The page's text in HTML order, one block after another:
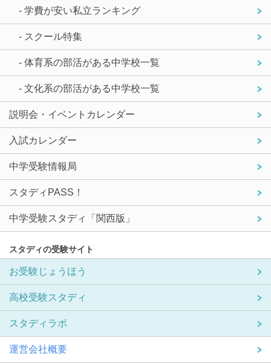
- 学費が安い私立ランキング
- スクール特集
- 体育系の部活がある中学校一覧
- 文化系の部活がある中学校一覧
説明会・イベントカレンダー
入試カレンダー
中学受験情報局
スタディPASS！
中学受験スタディ「関西版」
スタディの受験サイト
お受験じょうほう
高校受験スタディ
スタディラボ
運営会社概要